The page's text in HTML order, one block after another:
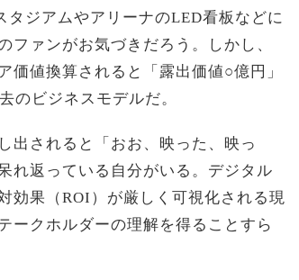
ジアムやアリーナのLED看板などに
ァンがお気づきだろう。しかし、
価値換算されると「露出価値○億円」
のビジネスモデルだ。
出されると「おお、映った、映っ
れ返っている自分がいる。デジタル
効果（ROI）が厳しく可視化される現
ークホルダーの理解を得ることすら